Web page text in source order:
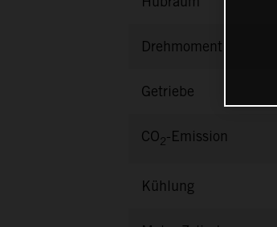
Drehmoment
Getriebe
CO2-Emission
Kühlung